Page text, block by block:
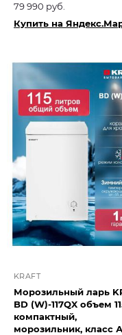
79 990 руб.
Купить на
KRAFT
Морозильный ларь
BD (W)-117QX объем
компактный,
морозильник, класс